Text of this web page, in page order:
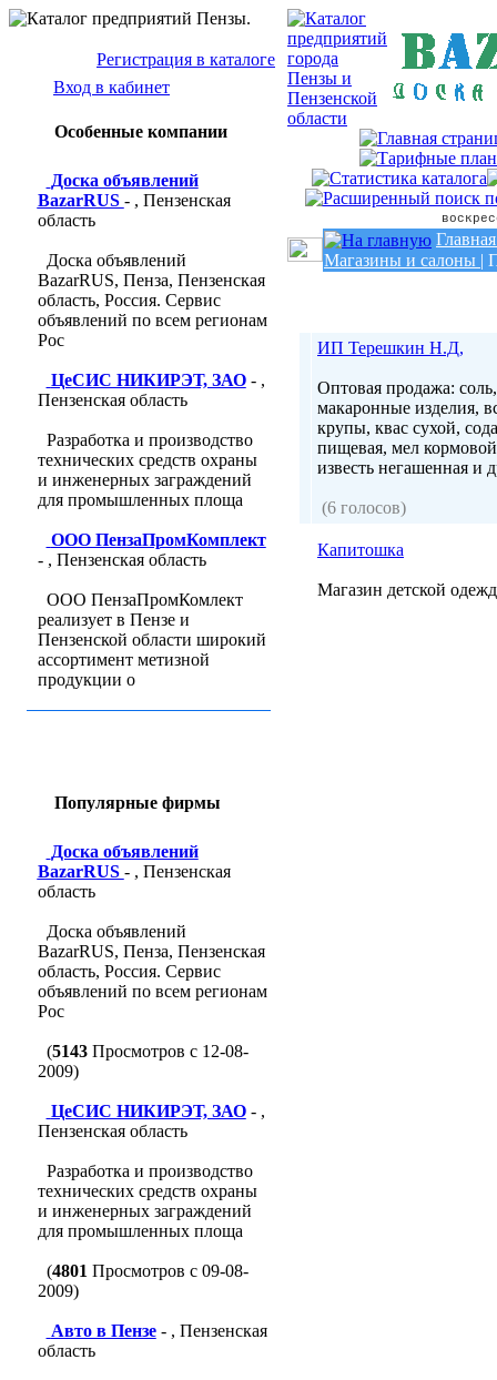
Регистрация в каталоге
Вход в кабинет
Особенные компании
Доска объявлений
BazarRUS - , Пензенская
область
Доска объявлений
BazarRUS, Пенза, Пензенская
область, Россия. Сервис
объявлений по всем регионам
Рос
ЦеСИС НИКИРЭТ, ЗАО- ,
Пензенская область
Разработка и производство
технических средств охраны
и инженерных заграждений
для промышленных площа
ООО ПензаПромКомплект
- , Пензенская область
ООО ПензаПромКомлект
реализует в Пензе и
Пензенской области широкий
ассортимент метизной
продукции о
Популярные фирмы
Доска объявлений
BazarRUS - , Пензенская
область
Доска объявлений
BazarRUS, Пенза, Пензенская
область, Россия. Сервис
объявлений по всем регионам
Рос
(5143Просмотров с 12-08-
2009)
ЦеСИС НИКИРЭТ, ЗАО- ,
Пензенская область
Разработка и производство
технических средств охраны
и инженерных заграждений
для промышленных площа
(4801 Просмотров с 09-08-
2009)
Авто в Пензе- , Пензенская
область
Главная
Магазины и салоны |
ИП Терешкин Н.Д,
Оптовая продажа:
макаронные изделия,
крупы, квас сухой, сода
пищевая, мел
известь негашенная и
(6 голосов)
Капитошка
Магазин детской